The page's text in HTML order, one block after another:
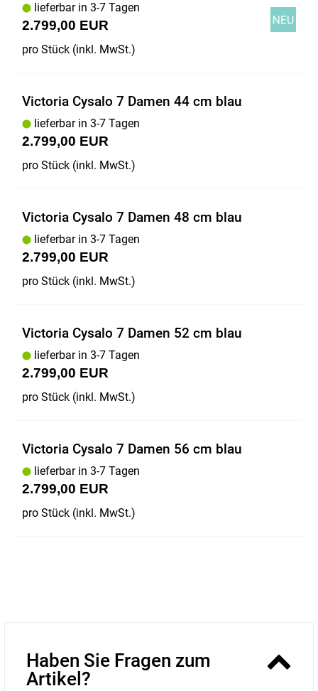
lieferbar in 3-7 Tagen
2.799,00 EUR
pro Stück (inkl. MwSt.)
Victoria Cysalo 7 Damen 44 cm blau
lieferbar in 3-7 Tagen
2.799,00 EUR
pro Stück (inkl. MwSt.)
Victoria Cysalo 7 Damen 48 cm blau
lieferbar in 3-7 Tagen
2.799,00 EUR
pro Stück (inkl. MwSt.)
Victoria Cysalo 7 Damen 52 cm blau
lieferbar in 3-7 Tagen
2.799,00 EUR
pro Stück (inkl. MwSt.)
Victoria Cysalo 7 Damen 56 cm blau
lieferbar in 3-7 Tagen
2.799,00 EUR
pro Stück (inkl. MwSt.)
Haben Sie Fragen zum
Artikel?